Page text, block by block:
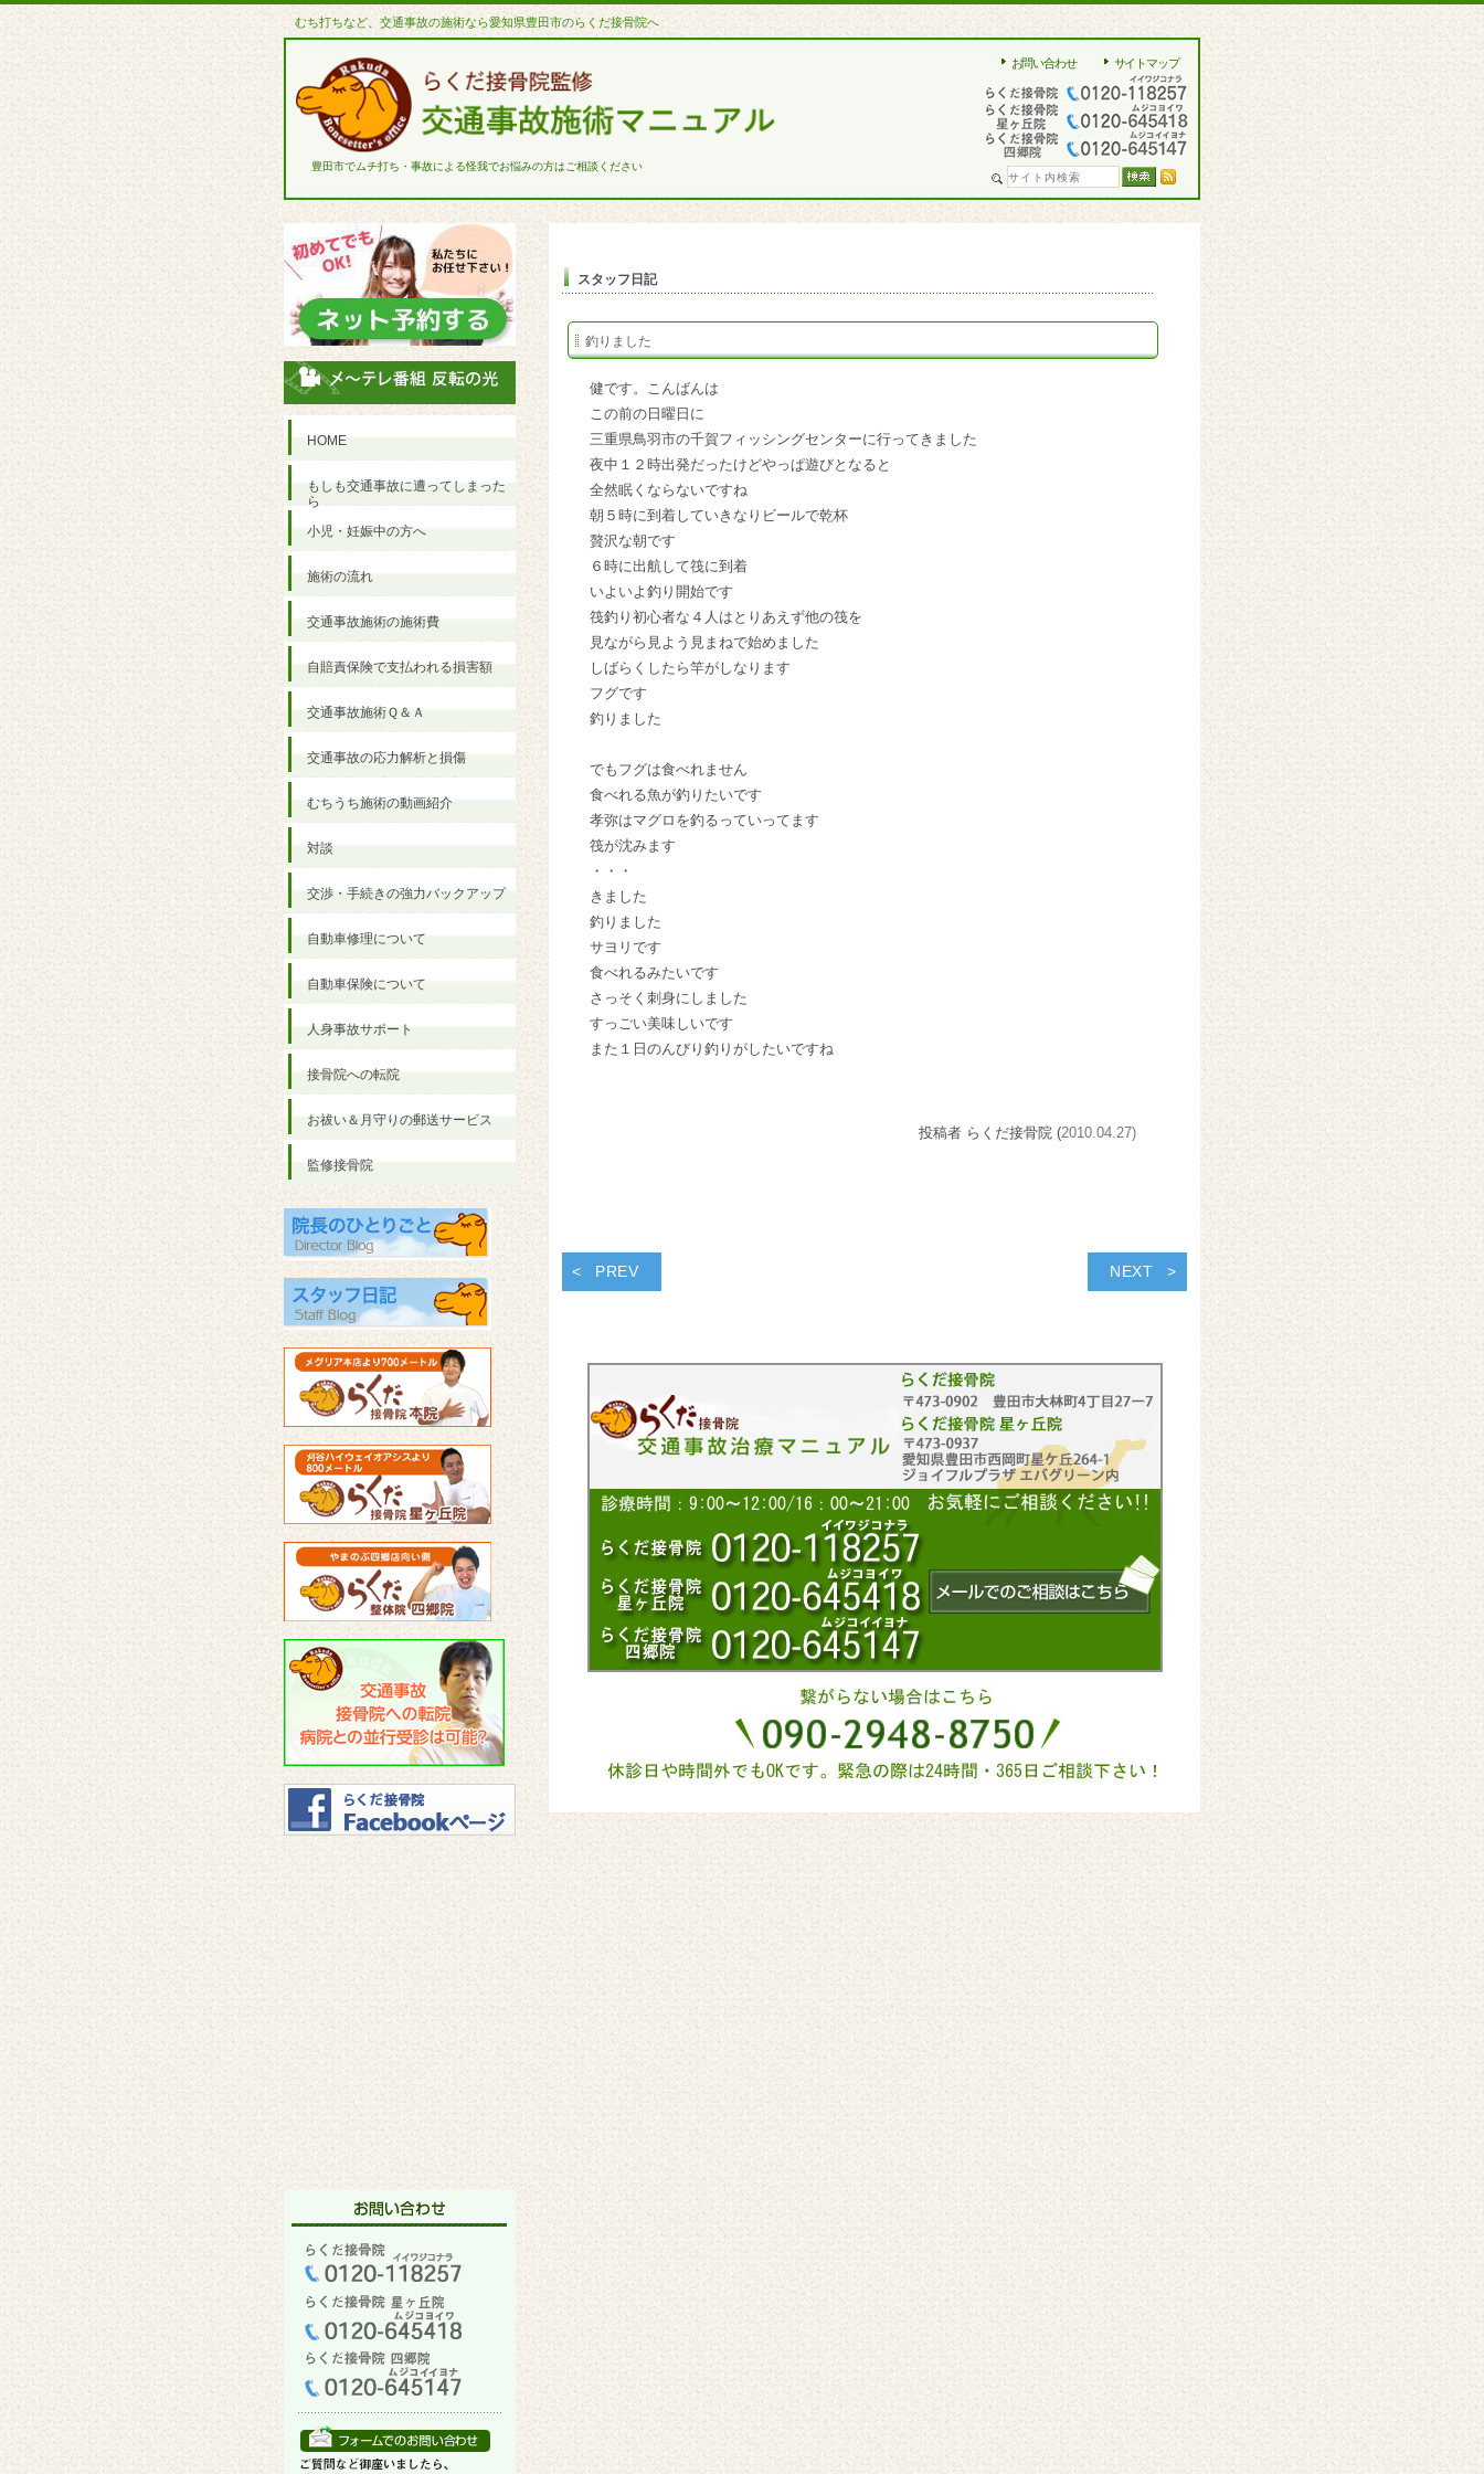
むち打ちなど、交通事故の施術なら愛知県豊田市のらくだ接骨院へ
豊田市でムチ打ち・事故による怪我でお悩みの方はご相談ください
お問い合わせ サイトマップ
スタッフ日記
釣りました
健です。こんばんは
この前の日曜日に
三重県鳥羽市の千賀フィッシングセンターに行ってきました
夜中１２時出発だったけどやっぱ遊びとなると
全然眠くならないですね
朝５時に到着していきなりビールで乾杯
贅沢な朝です
６時に出航して筏に到着
いよいよ釣り開始です
筏釣り初心者な４人はとりあえず他の筏を
見ながら見よう見まねで始めました
しばらくしたら竿がしなります
フグです
釣りました
でもフグは食べれません
食べれる魚が釣りたいです
孝弥はマグロを釣るっていってます
筏が沈みます
・・・
きました
釣りました
サヨリです
食べれるみたいです
さっそく刺身にしました
すっごい美味しいです
また１日のんびり釣りがしたいですね
投稿者 らくだ接骨院 (2010.04.27)
PREV NEXT
HOME
もしも交通事故に遭ってしまった
ら
小児・妊娠中の方へ
施術の流れ
交通事故施術の施術費
自賠責保険で支払われる損害額
交通事故施術Ｑ＆Ａ
交通事故の応力解析と損傷
むちうち施術の動画紹介
対談
交渉・手続きの強力バックアップ
自動車修理について
自動車保険について
人身事故サポート
接骨院への転院
お祓い＆月守りの郵送サービス
監修接骨院